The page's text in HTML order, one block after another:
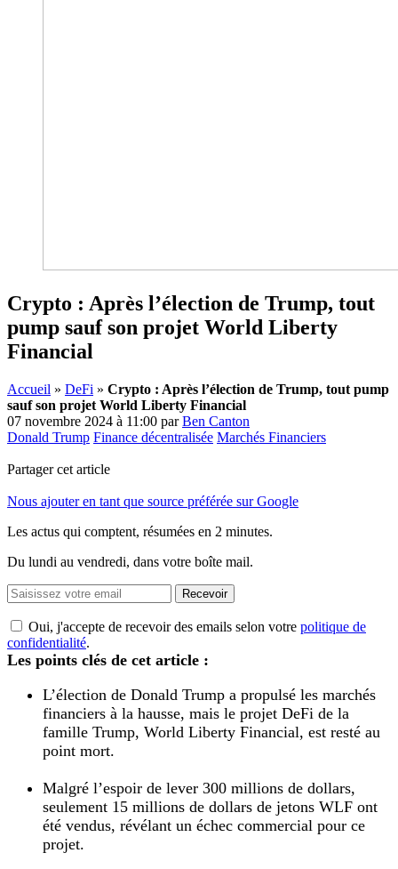
Crypto : Après l’élection de Trump, tout
pump sauf son projet World Liberty
Financial
Accueil » DeFi » Crypto : Après l’élection de Trump, tout pump
sauf son projet World Liberty Financial
07 novembre 2024 à 11:00 parBen Canton
Donald Trump Finance décentralisée Marchés Financiers
Partager cet article
Nous ajouter en tant que source préférée sur Google
Les actus qui comptent, résumées en 2 minutes.
Du lundi au vendredi, dans votre boîte mail.
Recevoir
Oui, j'accepte de recevoir des emails selon votre politique de
confidentialité.
Les points clés de cet article :
L’élection de Donald Trump a propulsé les marchés
financiers à la hausse, mais le projet DeFi de la
famille Trump, World Liberty Financial, est resté au
point mort.
Malgré l’espoir de lever 300 millions de dollars,
seulement 15 millions de dollars de jetons WLF ont
été vendus, révélant un échec commercial pour ce
projet.